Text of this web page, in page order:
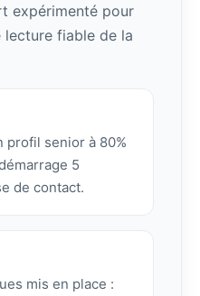
expérimenté pour
lecture fiable de la
profil senior à 80%
5
de contact.
mis en place :